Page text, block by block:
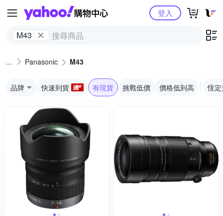
Yahoo購物中心
M43
登入
Panasonic M43
品牌 快速到貨 有現貨 挑戰低價 價格低到高 恆